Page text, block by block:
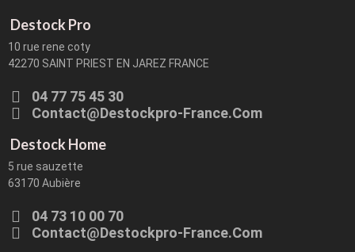
Destock Pro
10 rue rene coty
42270 SAINT PRIEST EN JAREZ FRANCE
04 77 75 45 30
Contact@destockpro-France.com
Destock Home
5 rue sauzette
63170 Aubière
04 73 10 00 70
Contact@destockpro-France.com